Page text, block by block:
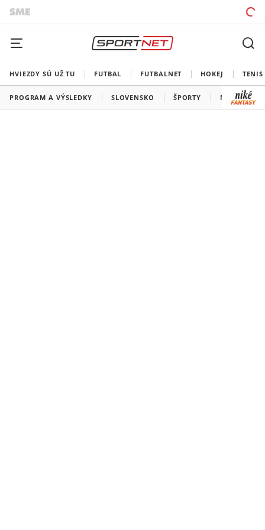
HVIEZDY SÚ UŽ TU FUTBAL FUTBALNET HOKEJ TENIS
PROGRAM A VÝSLEDKY SLOVENSKO ŠPORTY